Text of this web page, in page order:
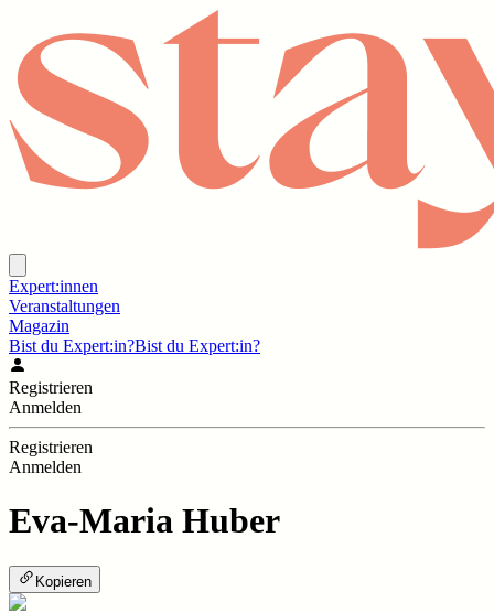
Expert:innen
Veranstaltungen
Magazin
Bist du Expert:in?Bist du Expert:in?
Registrieren
Anmelden
Registrieren
Anmelden
Eva-Maria Huber
Kopieren